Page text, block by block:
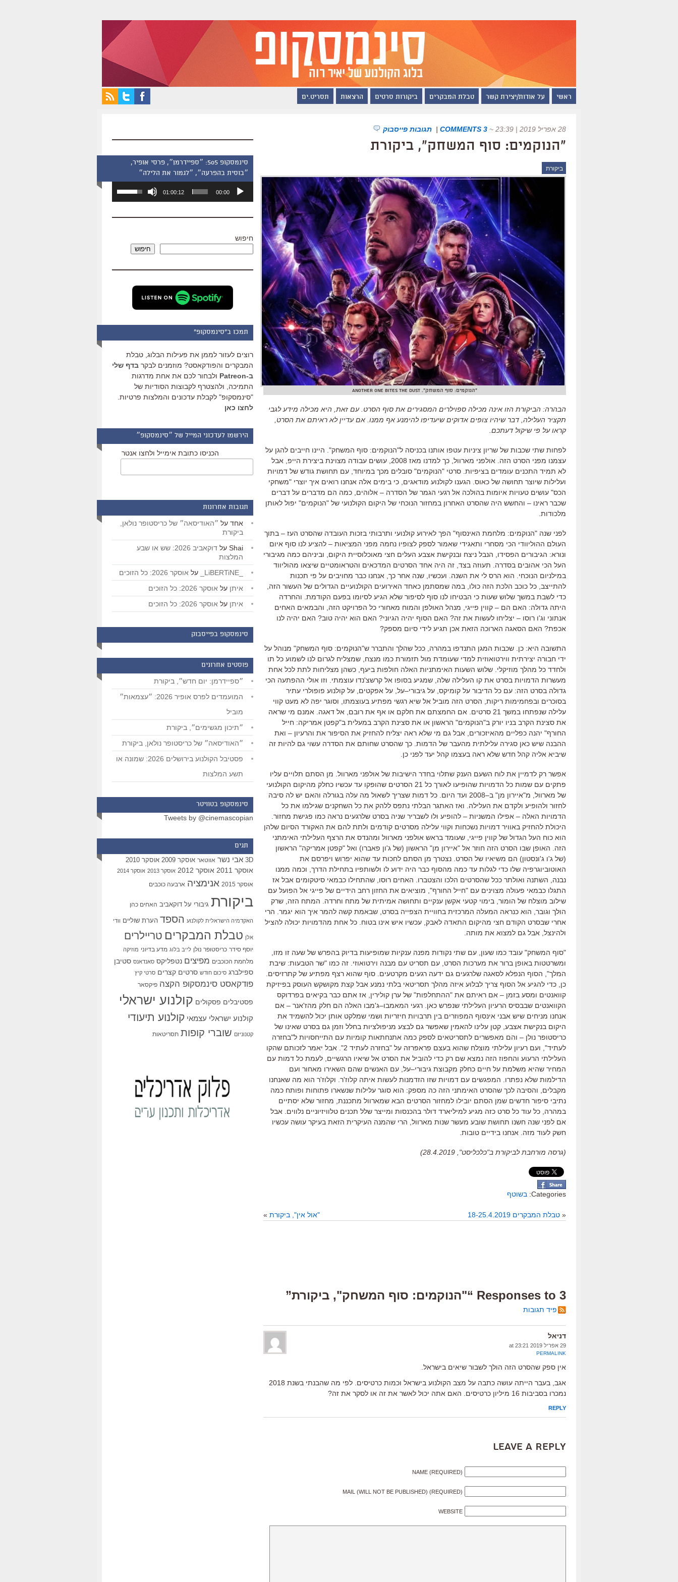
ראשי על אודות/יצירת קשר טבלת המבקרים ביקורות סרטים הרצאות תסריט.ים
28 אפריל 2019 | 23:39 ~
3 COMMENTS
| תגובות פייסבוק
"הנוקמים: סוף המשחק", ביקורת
ביקורת
"הנוקמים: סוף המשחק". Another one bites the dust
הבהרה: הביקורת הזו אינה מכילה ספוילרים המסגירים את סוף הסרט .עם זאת היא מכילה מידע לגבי
תקציר העלילה ,דבר שיהיו צופים אדוקים שיעדיפו להימנע אף ממנו אם עדיין לא ראיתם את הסרט
קראו על פי שיקול דעתכם
לפחות שתי שכבות של שריון ציניות עטפו אותנו בכניסה ל"הנוקמים: סוף המשחק". היינו חייבים להגן על
עצמנו מפני הסרט הזה
אולפני מארוול כך למדנו מאז 2008 עושים עבודה מצוינת ביצירת הייפ
אבל
לא תמיד התכנים עומדים בציפיות סרטי "הנוקמים" סובלים מכך במיוחד עם תחושת גודש של דמויות
ועלילות שיוצר תחושה של כאוס הגענו לקולנוע מודאגים כי בימים אלה אנחנו רואים איך יוצרי "משחקי
הכס" עושים טעויות איומות בהולכה אל רגעי הגמר של הסדרה – אלוהים, כמה הם מדברים על דברים
שכבר ראינו – והחשש היה שהסרט האחרון במחזור הנוכחי של היקום הקולנועי של "הנוקמים" יפול לאותן
מלכודות
לפני שנה "הנוקמים: מלחמת האינסוף" הפך לאירוע קולנועי ותרבותי בזכות העובדה שהסרט העז – בתוך
העולם ההוליוודי הכי מסחרי ותאגידי שאמור לספק לצופיו נחמה מפני המציאות – להציע לנו סוף איום
ונורא: הגיבורים הפסידו הנבל ניצח ובנקישת אצבע העלים חצי מאוכלוסיית היקום
וביניהם כמה מגיבורי
העל הכי אהובים בסדרה
תעוזה בצד זה היה אחד הסרטים המדכאים והטראומטיים שיצאו מהוליווד
במילניום הנוכחי. הוא הרס לי את השנה
ועכשיו שנה אחר כך אנחנו כבר מחויבים על פי תכנות
להתייצב כל כוכב הלכת הזה כולו במה שמסתמן כאחד האירועים הקולנועיים הגדולים של העשור הזה
כדי לשבת במשך שלוש שעות כי הבטיחו לנו סוף לסיפור שלא הגיע לסיומו בפעם הקודמת והחרדה
היתה גדולה: האם הם – קווין פייגי מנהל האולפן והמוח מאחורי כל הפרויקט הזה
והבמאים האחים
אנתוני וג'ו רוסו – יצליחו לעשות את זה? האם הסוף יהיה הגיוני? האם הוא יהיה טוב? האם יהיה לנו
אכפת? האם הסאגה הארוכה הזאת אכן תגיע לידי סיום מספק?
התשובה היא: כן שכבות המגן התנדפו במהרה ככל שהלך והתברר ש"הנוקמים: סוף המשחק" מנוהל על
ידי חבורה יצירתית ווירטואוזית למדי שעומדת מול תזמורת כמו מנצח שמצליח לגרום לנו לשמוע כל תו
ולחדד כל מהלך מוזיקלי שלוש השעות האימתניות האלה חולפות ביעף כשהן מצליחות לתת לכל אחת
מעשרות הדמויות בסרט את קו העלילה שלה שמגיע בסופו אל קרשצ'נדו עוצמתי
וזו אולי ההפתעה הכי
גדולה בסרט הזה: עם כל הדיבור על קומיקס על גיבורי–על על אפקטים על קולנוע פופולרי עתיר
בסוכרים ובפחמימות ריקות הסרט הזה מוביל אל שיא רגשי מפתיע בעוצמתו
וסוגר יפה לא מעט קווי
עלילה שנפתחו במשך 21 סרטים אם החמצתם את חלקם או אף את רובם אל דאגה
אמנם מי שראה
את סצינת הקרב בניו יורק ב"הנוקמים" הראשון או את סצינת הקרב במעלית ב"קפטן אמריקה: חייל
החורף" יהנה כפליים מהאיזכורים אבל גם מי שלא ראה יצליח להחזיק את הסיפור את והרעיון – ואת
ההבנה שיש כאן סגירה עלילתית מהעבר של הדמות כך שהסרט שחותם את הסדרה עשוי גם להיות זה
שיביא אליה קהל חדש שלא ראה בעצמו קהל יעד לפני כן
אפשר רק לדמיין את לוח השעם הענק שתלוי בחדר הישיבות של אולפני מארוול מן הסתם תלויים עליו
פתקים עם שמות כל הדמויות שהופיעו לאורך כל 21 הסרטים שהופקו עד עכשיו כחלק מהיקום הקולנועי
של מארוול מ"איירון מן" ב–
2008 ועד היום כל דמות שצריך לשאול מה עלה בגורלה והאם יש לה סיבה
לחזור ולהופיע ולקדם את העלילה
ואז האתגר הבלתי נתפס ללהק את כל השחקנים שגילמו את כל
הדמויות האלה – אפילו המשניות – להופיע ולו לשבריר שניה בסרט שלרגעים נראה כמו פגישת מחזור
היכולת להחזיק באוויר דמויות נשכחות וקווי עלילה מסרטים קודמים ולתת להם את האקורד הסיום שלהן
הוא כוח העל הגדול של קווין פייגי שעומד בראש אולפני מארוול ומהנדס את הרצף העלילתי האימתני
הזה
האופן שבו הסרט הזה חוזר אל "איירון מן" הראשון (של ג'ון פאברו) ואל "קפטן אמריקה" הראשון
(של ג'ו ג'ונסטון) הם משיאיו של הסרט נצטרך מן הסתם לחכות עד שהוא יפרוש ויפרסם את
האוטוביוגרפיה שלו כדי לגלות עד כמה מהסוף כבר היה ידוע לו ולשותפיו בתחילת הדרך וכמה ממנו
נבנה
השתנה ואולתר ככל שהסרטים הלכו והצטברו האחים רוסו שהתחילו כבמאי סיטקומים אבל אז
התגלו כבמאי פעולה מצוינים עם "חייל החורף", מוציאים את החזון רחב הידיים של פייגי אל הפועל עם
שילוב מוצלח של הומור בימוי קטעי אקשן ענקיים ותחושה אמיתית של מתח וחרדה המתח הזה שרק
הולך וגובר הוא כנראה המעלה המרכזית בחוויית הצפייה בסרט שבאמת קשה להמר איך הוא יגמר הרי
אחרי שבסרט הקודם חצי מהיקום התאדה לאבק עכשיו איש אינו בטוח כל אחת מהדמויות יכולה להציל
ולהינצל אבל גם למצוא את מותה
"סוף המשחק" עובד כמו שעון עם שתי נקודות מפנה ענקיות שמופיעות בדיוק בהפרש של שעה זו מזו
ומשרטטות באופן ברור את מערכות הסרט עם תסריט עם מבנה וירטואוזי זה כמו "שר הטבעות: שיבת
המלך", הסוף הנפלא לסאגה שלרגעים גם ידעה רגעים מקרטעים סוף שהוא רצף מפתיע של קתרזיסים
כן כדי להגיע אל הסוף צריך לבלוע איזה מהלך תסריטאי בלתי נמנע אבל קצת מקושקש העוסק בפיזיקת
קוואנטים ומסע בזמן – אם ראיתם את "ההתחלפות" של ערן קולירין
אז אתם כבר בקיאים בפרדוקס
הקוואנטים שבבסיס הרעיון העלילתי שנפרש כאן רגעי המאמבו–ג'מבו האלה הם חלק מהז'אנר – אם
אנחנו מניחים שיש אבני אינסוף המפוזרים בין תרבויות חיזריות ושמי שמלקט אותן יכול להשמיד את
היקום בנקישת אצבע קטן עלינו להאמין שאפשר גם לבצע מניפולציות בחלל וזמן גם בסרט שאינו של
כריסטופר נולן – והם מאפשרים לתסריטאים לספק כמה אתנחתאות קומיות עם התייחסויות ל"בחזרה
לעתיד", ועם רעיון עלילתי מוצלח שהוא בעצם פראפרזה על "בחזרה לעתיד 2
". אבל יאמר לזכותם שהקו
העלילתי הרעוע והחפוז הזה נמצא שם רק כדי להוביל את הסרט אל שיאיו הרגשיים לעמת כל דמות עם
המחיר שהיא משלמת על חיים כחלק מקבוצת גיבורי–על עם האנשים שהם השאירו מאחור ועם
הדילמות שלא נפתרו
המפגשים עם דמויות שזו הזדמנות לעשות איתה קלוז'ר וקלוז'ר הוא מה שאנחנו
מקבלים
והסיבה לכך שהסרט האימתני הזה כה מספק: הוא סוגר עלילות שנשארו פתוחות ופותח כמה
נתיבי סיפור חדשים שמן הסתם יובילו למחזור הסרטים הבא שמארוול מתכננת מחזור שלא יסתיים
במהרה כל עוד כל סרט כזה מגיע למיליארד דולר בהכנסות ומייצר שלל תכנים טלוויזיוניים נלווים
אבל
אם לפני שנה חשנו תחושת שובע מעשר שנות מארוול הרי שהמנה העיקרית הזאת בעיקר עושה עכשיו
חשק לעוד מזה
אנחנו בידיים טובות
(גרסה מורחבת לביקורת ב"כלכליסט", 28.4.2019)
Categories: בשוטף
« טבלת המבקרים 18-25.4.2019 "אול אין", ביקורת »
3 Responses to “"הנוקמים: סוף המשחק", ביקורת”
פיד תגובות
דניאל
29 אפריל 2019 at 23:21
PERMALINK
אין ספק שהסרט הזה הולך לשבור שיאים בישראל.
אגב, בעבר הייתה עושה כתבה על מצב הקולנוע בישראל וכמות כרטיסים. לפי מה שהבנתי בשנת 2018
נמכרו בסביבות 16 מיליון כרטיסים. האם אתה יכול לאשר את זה או לסקר את זה?
REPLY
Leave a Reply
NAME (REQUIRED)
MAIL (WILL NOT BE PUBLISHED) (REQUIRED)
WEBSITE
סינמסקופ 505: ״ספיידרמן״, פרסי אופיר,
״בוסית בהפרעה״, ״לגמור את הלילה״
אודיו
00:00
01:00:12
השתמש
כדי
שמע.
חיפוש
חיפוש
תמכו ב"סינמסקופ"
רוצים לעזור לממן את פעילות הבלוג, טבלת
המבקרים והפודקאסט? מוזמנים לבקר בדף שלי
ב-Patreon
ולבחור לכם את אחת מדרגות
התמיכה, ולהצטרף לקבוצות הסודיות של
"סינמסקופ" לקבלת עדכונים והמלצות פרטיות.
לחצו כאן
הירשמו לעדכוני המייל של ״סינמסקופ״
הכניסו כתובת אימייל ולחצו אנטר
תגובות אחרונות
אחד על ״האודיסאה״ של כריסטופר נולאן,
ביקורת
Shai על
דוקאביב 2026: שש או שבע
המלצות
על אוסקר 2026: כל הזוכים
איתן על אוסקר 2026: כל הזוכים
איתן על אוסקר 2026: כל הזוכים
סינמסקופ בפייסבוק
פוסטים אחרונים
״ספיידרמן: יום חדש״, ביקורת
המועמדים לפרס אופיר 2026: ״עצמאות״
מוביל
״תיכון מגשימים״, ביקורת
״האודיסאה״ של כריסטופר נולאן, ביקורת
פסטיבל הקולנוע בירושלים 2026: שמונה או
תשע המלצות
סינמסקופ בטוויטר
Tweets by @cinemascopian
תגים
3D אבי נשר אווטאר אוסקר 2009 אוסקר 2010
אוסקר 2011 אוסקר 2012 אוסקר 2013 אוסקר 2014
אוסקר 2015 אנימציה ארבעה כוכבים
ביקורת גיבורי על דוקאביב האחים כהן
האקדמיה הישראלית לקולנוע הספד הערת שוליים וודי
אלן טבלת המבקרים טריילרים
יוסף סידר כריסטופר נולן לייב בלוג מדע בדיוני מוזיקה
מלחמת הכוכבים מפיצים נטפליקס סאנדאנס סטיבן
ספילברג סיכום חודש סרטים קצרים סרטי קיץ
פודקאסט סינמסקופ הקצה פיקסאר
פסטיבלים פסקולים קולנוע ישראלי
קולנוע ישראלי עצמאי קולנוע תיעודי
קטנוניזם שוברי קופות תסריטאות